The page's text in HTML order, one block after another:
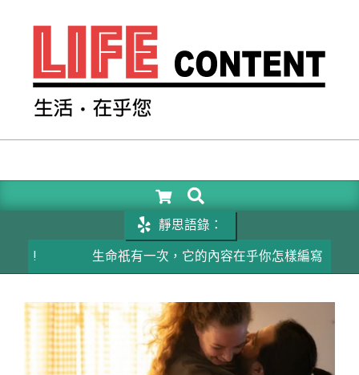
LIFE
SEARCH
靜思語錄：
生命祇有一次，它的內容在乎你怎樣編寫